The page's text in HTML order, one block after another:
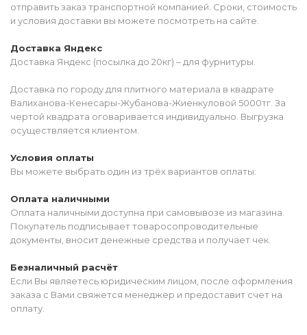
отправить заказ транспортной компанией. Сроки, стоимость
и условия доставки вы можете посмотреть на сайте.
Доставка Яндекс
Доставка Яндекс (посылка до 20кг) – для фурнитуры.
Доставка по городу для плитного материала в квадрате
Валиханова-Кенесары-Жубанова-Жиенкуловой 5000тг. За
чертой квадрата оговаривается индивидуально. Выгрузка
осуществляется клиентом.
Условия оплаты
Вы можете выбрать один из трёх вариантов оплаты:
Оплата наличными
Оплата наличными доступна при самовывозе из магазина.
Покупатель подписывает товаросопроводительные
документы, вносит денежные средства и получает чек.
Безналичный расчёт
Если Вы являетесь юридическим лицом, после оформления
заказа с Вами свяжется менеджер и предоставит счет на
оплату.